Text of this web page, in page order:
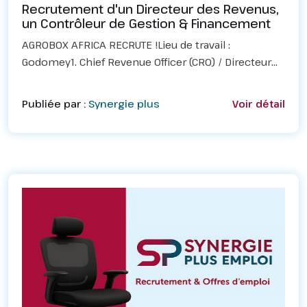
Recrutement d'un Directeur des Revenus,
un Contrôleur de Gestion & Financement
AGROBOX AFRICA RECRUTE !Lieu de travail :
Godomey1. Chief Revenue Officer (CRO) / Directeur
globale de revenus, coordonner les équipes
commerciale...
Publiée par : Synergie plus Voir détail